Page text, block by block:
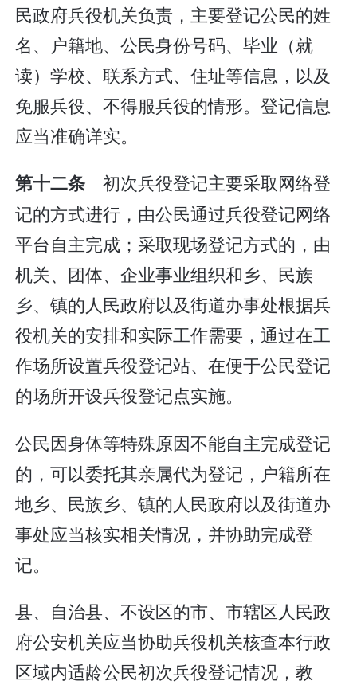
民政府兵役机关负责，主要登记公民的姓
名、户籍地、公民身份号码、毕业（就
读）学校、联系方式、住址等信息，以及
免服兵役、不得服兵役的情形。登记信息
应当准确详实。
第十二条初次兵役登记主要采取网络登
记的方式进行，由公民通过兵役登记网络
平台自主完成；采取现场登记方式的，由
机关、团体、企业事业组织和乡、民族
乡、镇的人民政府以及街道办事处根据兵
役机关的安排和实际工作需要，通过在工
作场所设置兵役登记站、在便于公民登记
的场所开设兵役登记点实施。
公民因身体等特殊原因不能自主完成登记
的，可以委托其亲属代为登记，户籍所在
地乡、民族乡、镇的人民政府以及街道办
事处应当核实相关情况，并协助完成登
记。
县、自治县、不设区的市、市辖区人民政
府公安机关应当协助兵役机关核查本行政
区域内适龄公民初次兵役登记情况，教